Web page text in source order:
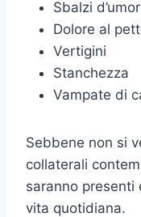
Sbalzi
Dolore al
Vertigini
Stanchezza
Vampate di
Sebbene non si
collaterali
saranno
vita quotidiana.